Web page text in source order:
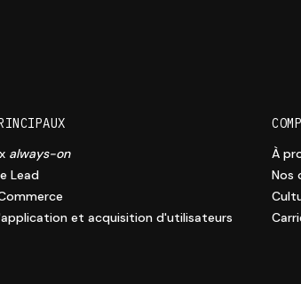
always-on
Lead
et acquisition d'utilisateurs
À
Nos